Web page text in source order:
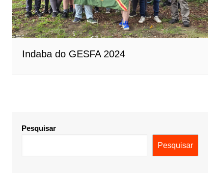
Indaba do GESFA 2024
Pesquisar
Pesquisar